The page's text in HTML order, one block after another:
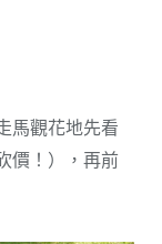
馬觀花地先看
價！），再前